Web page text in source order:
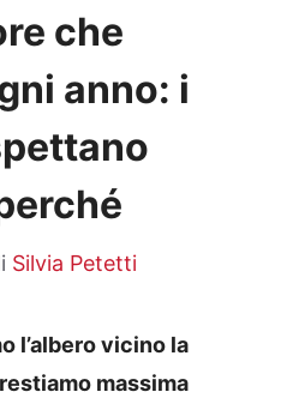
che
anno: i
Silvia Petetti
l’albero vicino la
massima